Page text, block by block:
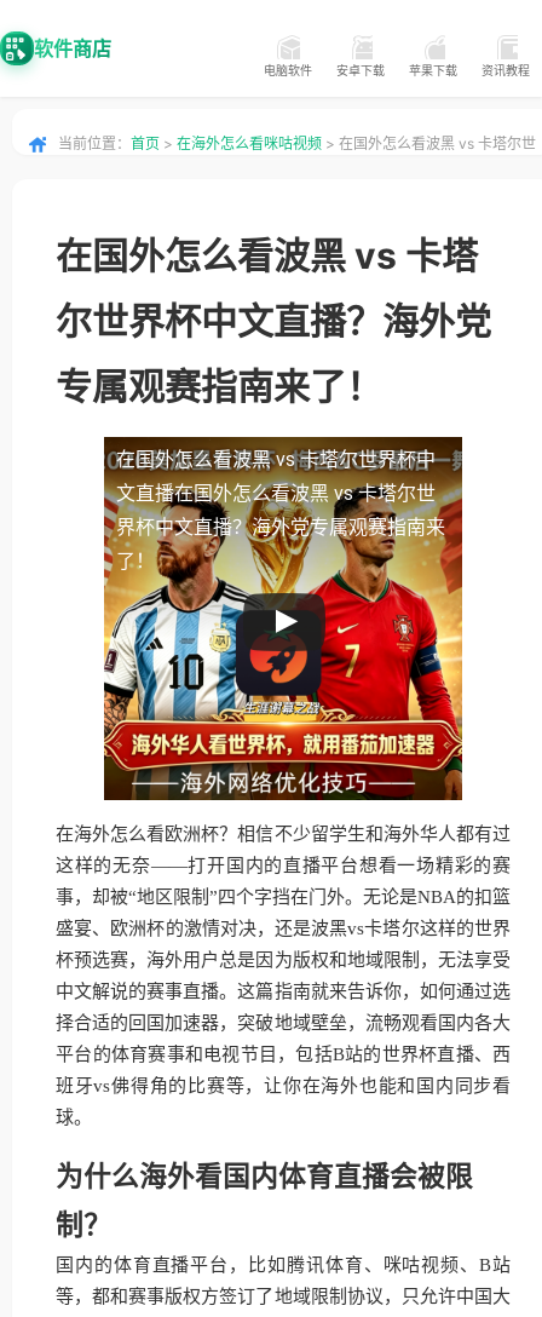
软件商店
电脑软件 安卓下载 苹果下载 资讯教程
当前位置： 首页 > 在海外怎么看咪咕视频 > 在国外怎么看波黑 vs 卡塔尔世
在国外怎么看波黑 vs 卡塔
尔世界杯中文直播？海外党
专属观赛指南来了！
在国外怎么看波黑 vs 卡塔尔世界杯中
文直播在国外怎么看波黑 vs 卡塔尔世
界杯中文直播？海外党专属观赛指南来
了！
在海外怎么看欧洲杯？相信不少留学生和海外华人都有过
这样的无奈——打开国内的直播平台想看一场精彩的赛
事，却被“地区限制”四个字挡在门外。无论是NBA的扣篮
盛宴、欧洲杯的激情对决，还是波黑vs卡塔尔这样的世界
杯预选赛，海外用户总是因为版权和地域限制，无法享受
中文解说的赛事直播。这篇指南就来告诉你，如何通过选
择合适的回国加速器，突破地域壁垒，流畅观看国内各大
平台的体育赛事和电视节目，包括B站的世界杯直播、西
班牙vs佛得角的比赛等，让你在海外也能和国内同步看
球。
为什么海外看国内体育直播会被限
制？
国内的体育直播平台，比如腾讯体育、咪咕视频、B站
等，都和赛事版权方签订了地域限制协议，只允许中国大